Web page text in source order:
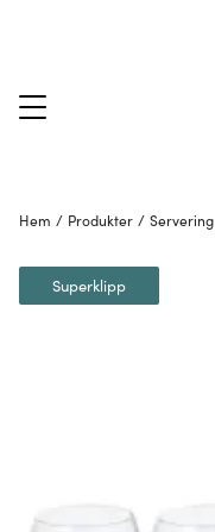
Hem / Produkter / Servering
Superklipp